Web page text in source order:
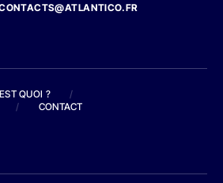
QUOI ?
/
/ CONTACT